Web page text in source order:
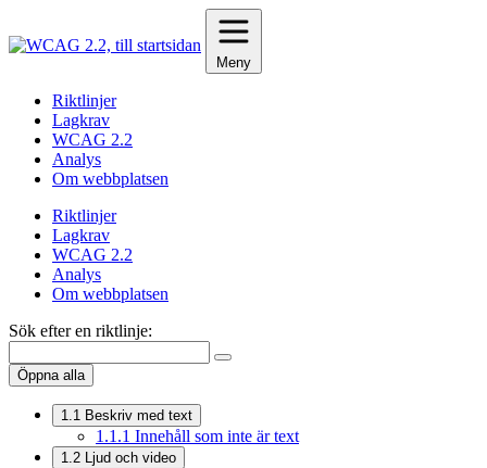
till
innehåll
Meny
Riktlinjer
Lagkrav
WCAG 2.2
Analys
Om webbplatsen
Riktlinjer
Lagkrav
WCAG 2.2
Analys
Om webbplatsen
Sök efter en riktlinje:
Öppna alla
1.1 Beskriv med text
1.1.1 Innehåll som inte är text
1.2 Ljud och video